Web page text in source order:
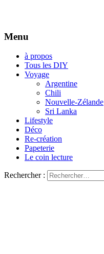
Menu
à propos
Tous les DIY
Voyage
Argentine
Chili
Nouvelle-Zélande
Sri Lanka
Lifestyle
Déco
Re-création
Papeterie
Le coin lecture
Rechercher :